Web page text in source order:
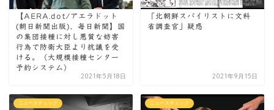
【AERA.dot/アエラドット
(朝日新聞出版)、毎日新聞】国
の集団接種に対し悪質な妨害
行為で防衛大臣より抗議を受
ける。（大規模接種センター
予約システム）
2021年5月18日
「北朝鮮スパイリストに文科
省調査官」疑惑
2021年9月15日
ニュースチェック ニュースチェック